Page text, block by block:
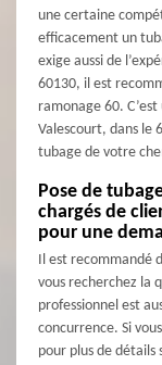
une certaine
efficacement un
exige aussi de
60130, il est
ramonage 60.
Valescourt, dans le
tubage de votre
Pose de
chargés de
pour une
Il est recommandé
vous recherchez la
professionnel est
concurrence. Si
pour plus de détails